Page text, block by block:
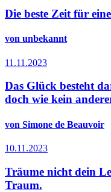
Die beste Zeit für
von unbekannt
11.11.2023
Das Glück besteht
doch wie kein
von Simone de Beauvoir
10.11.2023
Träume nicht dein
Traum.